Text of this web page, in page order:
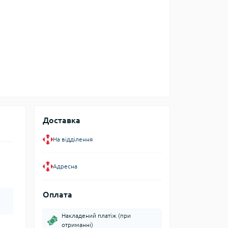
Доставка
На відділення
Адресна
Оплата
Накладений платіж (при
отриманні)